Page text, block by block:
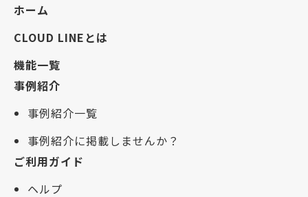
ホーム
CLOUD LINEとは
機能一覧
事例紹介
事例紹介一覧
事例紹介に掲載しませんか？
ご利用ガイド
ヘルプ